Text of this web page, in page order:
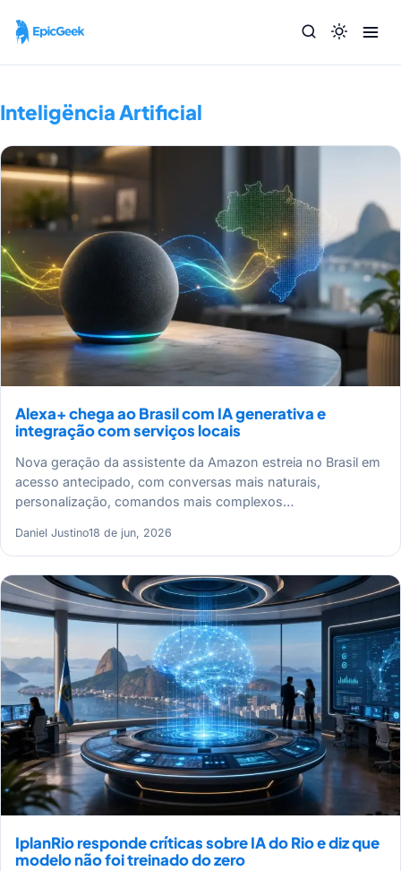
Inteligëncia Artificial
Alexa+ chega ao Brasil com IA generativa e
integração com serviços locais
Nova geração da assistente da Amazon estreia no Brasil em
acesso antecipado, com conversas mais naturais,
personalização, comandos mais complexos…
Daniel Justino18 de jun, 2026
IplanRio responde críticas sobre IA do Rio e diz que
modelo não foi treinado do zero